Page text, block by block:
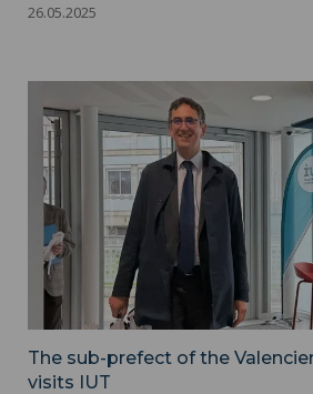
26.05.2025
The sub-prefect of the
visits IUT